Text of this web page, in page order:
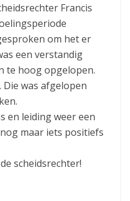
Francis
om het er
een verstandig
te hoog opgelopen.
was afgelopen
en leiding weer een
maar iets positiefs
scheidsrechter!